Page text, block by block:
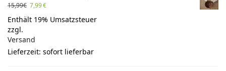
15,99€ 7,99€
Enthält 19% Umsatzsteuer
zzgl.
Versand
Lieferzeit: sofort lieferbar